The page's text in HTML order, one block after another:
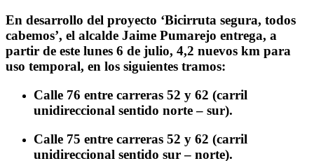
En desarrollo del proyecto ‘Bicirruta segura, todos
cabemos’, el alcalde Jaime Pumarejo entrega, a
partir de este lunes 6 de julio, 4,2 nuevos km para
uso temporal, en los siguientes tramos:
Calle 76 entre carreras 52 y 62 (carril
unidireccional sentido norte – sur).
Calle 75 entre carreras 52 y 62 (carril
unidireccional sentido sur – norte).